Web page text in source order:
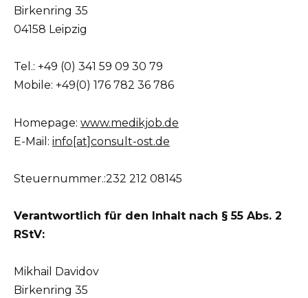
Birkenring 35
04158 Leipzig
Tel.: +49 (0) 341 59 09 30 79
Mobile: +49(0) 176 782 36 786
Homepage: www.medikjob.de
E-Mail: info[at]consult-ost.de
Steuernummer.:232 212 08145
Verantwortlich für den Inhalt nach § 55 Abs. 2
RStV:
Mikhail Davidov
Birkenring 35